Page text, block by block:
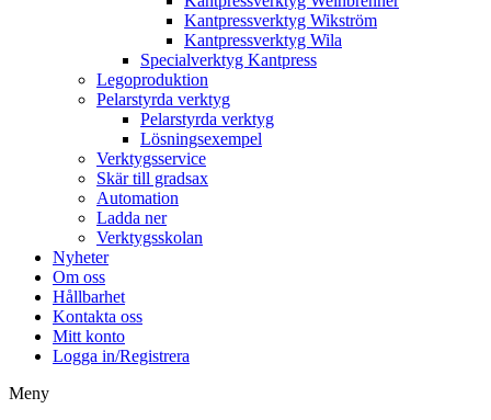
Kantpressverktyg Wikström
Kantpressverktyg Wila
Specialverktyg Kantpress
Legoproduktion
Pelarstyrda verktyg
Pelarstyrda verktyg
Lösningsexempel
Verktygsservice
Skär till gradsax
Automation
Ladda ner
Verktygsskolan
Nyheter
Om oss
Hållbarhet
Kontakta oss
Mitt konto
Logga in/Registrera
Meny